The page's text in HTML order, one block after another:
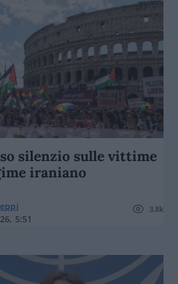
silenzio sulle vittime
iraniano
5:51
3.8k